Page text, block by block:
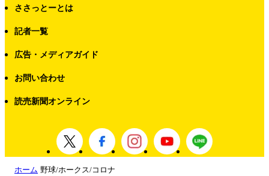
ささっとーとは
記者一覧
広告・メディアガイド
お問い合わせ
読売新聞オンライン
ホーム 野球/ホークス/コロナ